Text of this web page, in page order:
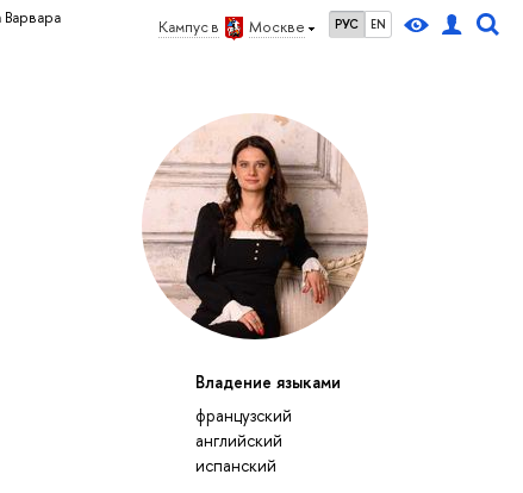
Кампус в Москве РУС EN
Владение языками
французский
английский
испанский